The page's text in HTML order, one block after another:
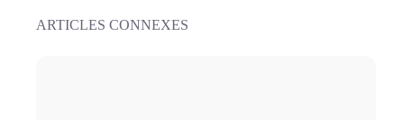
ARTICLES CONNEXES